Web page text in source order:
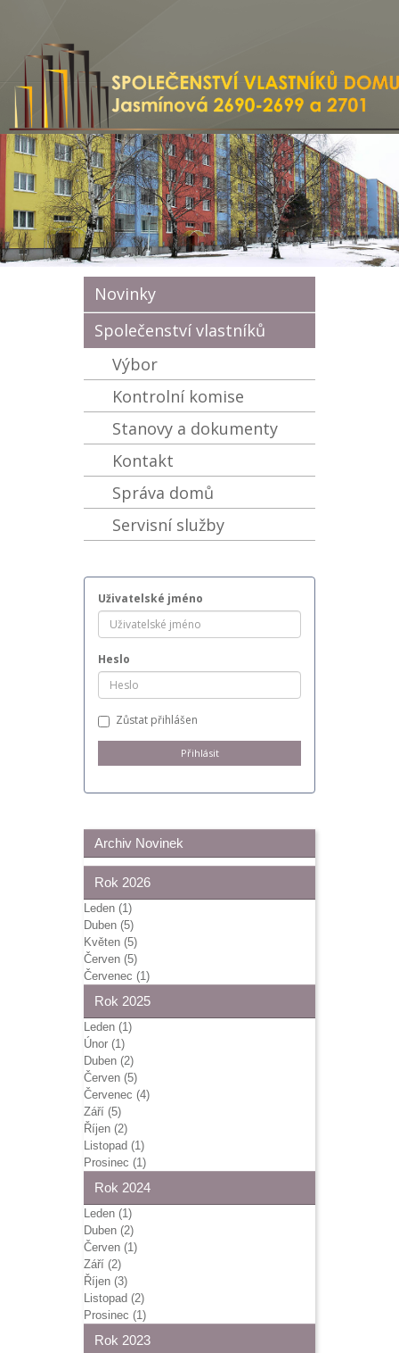
Novinky
Společenství vlastníků
Výbor
Kontrolní komise
Stanovy a dokumenty
Kontakt
Správa domů
Servisní služby
Uživatelské jméno
Heslo
Zůstat přihlášen
Archiv Novinek
Rok 2026
Leden (1)
Duben (5)
Květen (5)
Červen (5)
Červenec (1)
Rok 2025
Leden (1)
Únor (1)
Duben (2)
Červen (5)
Červenec (4)
Září (5)
Říjen (2)
Listopad (1)
Prosinec (1)
Rok 2024
Leden (1)
Duben (2)
Červen (1)
Září (2)
Říjen (3)
Listopad (2)
Prosinec (1)
Rok 2023